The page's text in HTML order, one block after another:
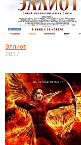
Эллиот
2017